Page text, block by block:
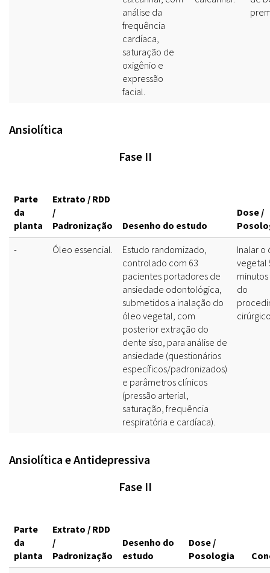
análise da
frequência
cardíaca,
saturação de
oxigênio e
expressão
facial.
Ansiolítica
Fase II
Parte
da
planta
Extrato / RDD
/
Padronização
Desenho do estudo
Dose /
-
Óleo essencial.
Estudo randomizado,
controlado com 63
pacientes portadores de
ansiedade odontológica,
submetidos a inalação do
óleo vegetal, com
posterior extração do
dente siso, para análise de
ansiedade (questionários
específicos/padronizados)
e parâmetros clínicos
(pressão arterial,
saturação, frequência
respiratória e cardíaca).
Inalar o
vegetal
do
Ansiolítica e Antidepressiva
Fase II
Parte
da
planta
Extrato / RDD
/
Padronização
Desenho do
estudo
Dose /
Posologia